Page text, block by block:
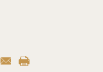
déontologique